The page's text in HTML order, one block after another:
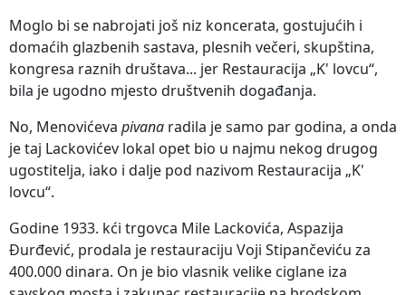
Moglo bi se nabrojati još niz koncerata, gostujućih i
domaćih glazbenih sastava, plesnih večeri, skupština,
kongresa raznih društava... jer Restauracija „K' lovcu“,
bila je ugodno mjesto društvenih događanja.
No, Menovićeva pivana radila je samo par godina, a onda
je taj Lackovićev lokal opet bio u najmu nekog drugog
ugostitelja, iako i dalje pod nazivom Restauracija „K'
lovcu“.
Godine 1933. kći trgovca Mile Lackovića, Aspazija
Đurđević, prodala je restauraciju Voji Stipančeviću za
400.000 dinara. On je bio vlasnik velike ciglane iza